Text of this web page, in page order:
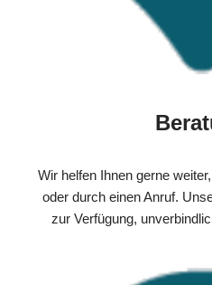
Wir helfen Ihnen gerne
oder durch einen Anruf.
zur Verfügung,